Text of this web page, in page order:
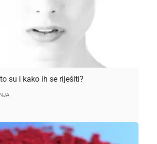
su i kako ih se riješiti?